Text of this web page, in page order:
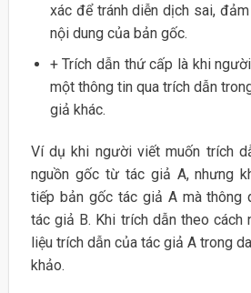
xác để tránh diễn dịch sai,
nội dung của bản gốc.
+ Trích dẫn thứ cấp là khi
một thông tin qua trích dẫn
giả khác.
Ví dụ khi người viết muốn trích
nguồn gốc từ tác giả A, nhưng
tiếp bản gốc tác giả A mà thông
tác giả B. Khi trích dẫn theo cách
liệu trích dẫn của tác giả A trong
khảo.